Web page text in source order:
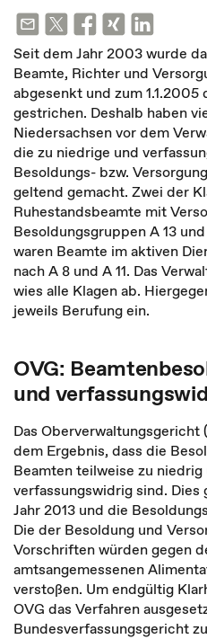
Seit dem Jahr 2003 wurde
Beamte, Richter und
abgesenkt und zum 1.1.2005
gestrichen. Deshalb haben
Niedersachsen vor dem
die zu niedrige und
Besoldungs- bzw.
geltend gemacht. Zwei der
Ruhestandsbeamte mit
Besoldungsgruppen A 13
waren Beamte im aktiven
nach A 8 und A 11. Das
wies alle Klagen ab.
jeweils Berufung ein.
OVG:
und
Das Oberverwaltungsgericht
dem Ergebnis, dass die
Beamten teilweise zu
verfassungswidrig sind.
Jahr 2013 und die
Die der Besoldung und
Vorschriften würden gegen
amtsangemessenen
verstoßen. Um endgültig
OVG das Verfahren
Bundesverfassungsgericht